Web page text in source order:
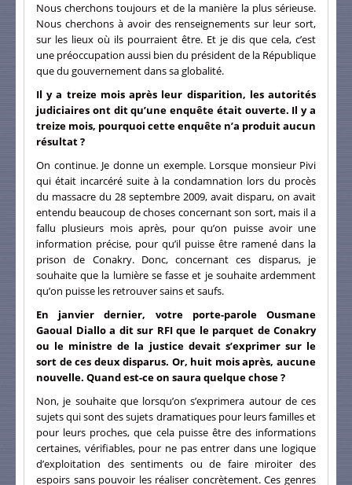
Nous cherchons toujours et de la manière la plus sérieuse.
Nous cherchons à avoir des renseignements sur leur sort,
sur les lieux où ils pourraient être. Et je dis que cela, c’est
une préoccupation aussi bien du président de la République
que du gouvernement dans sa globalité.
Il y a treize mois après leur disparition, les autorités
judiciaires ont dit qu’une enquête était ouverte. Il y a
treize mois, pourquoi cette enquête n’a produit aucun
résultat ?
On continue. Je donne un exemple. Lorsque monsieur Pivi
qui était incarcéré suite à la condamnation lors du procès
du massacre du 28 septembre 2009, avait disparu, on avait
entendu beaucoup de choses concernant son sort, mais il a
fallu plusieurs mois après, pour qu’on puisse avoir une
information précise, pour qu’il puisse être ramené dans la
prison de Conakry. Donc, concernant ces disparus, je
souhaite que la lumière se fasse et je souhaite ardemment
qu’on puisse les retrouver sains et saufs.
En janvier dernier, votre porte-parole Ousmane
Gaoual Diallo a dit sur RFI que le parquet de Conakry
ou le ministre de la justice devait s’exprimer sur le
sort de ces deux disparus. Or, huit mois après, aucune
nouvelle. Quand est-ce on saura quelque chose ?
Non, je souhaite que lorsqu’on s’exprimera autour de ces
sujets qui sont des sujets dramatiques pour leurs familles et
pour leurs proches, que cela puisse être des informations
certaines, vérifiables, pour ne pas entrer dans une logique
d’exploitation des sentiments ou de faire miroiter des
espoirs sans pouvoir les réaliser concrètement. Ces genres